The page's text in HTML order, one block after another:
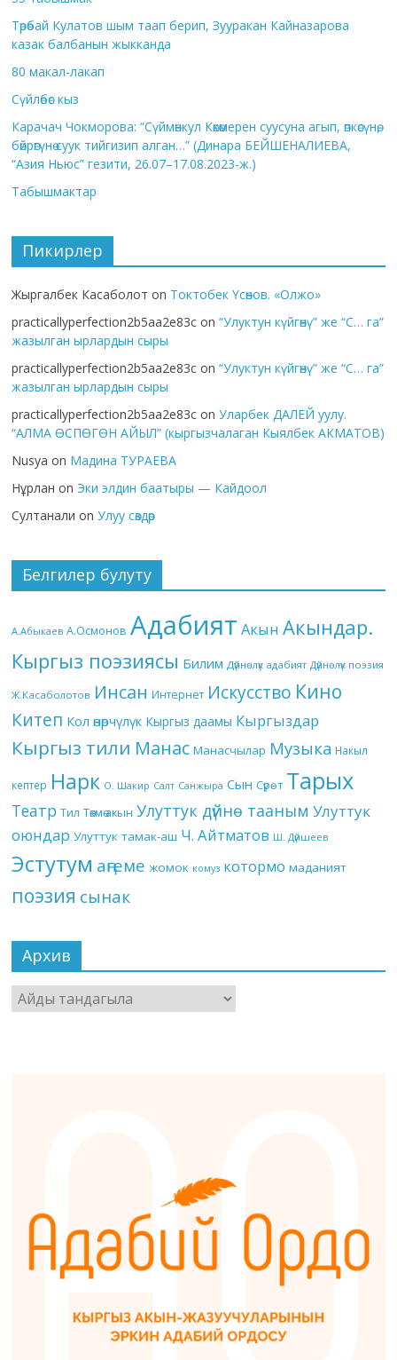
Төрөбай Кулатов шым таап берип, Зууракан Кайназарова
казак балбанын жыкканда
80 макал-лакап
Сүйлөбөс кыз
Карачач Чокморова: “Сүймөнкул Көкөмерен суусуна агып, өпкөсүнө,
бөйрөгүнө суук тийгизип алган…” (Динара БЕЙШЕНАЛИЕВА,
“Азия Ньюс” гезити, 26.07–17.08.2023-ж.)
Табышмактар
Пикирлер
Жыргалбек Касаболот on Токтобек Үсөнов. «Олжо»
practicallyperfection2b5aa2e83c on“Улуктун күйгөнү” же “С… га”
жазылган ырлардын сыры
practicallyperfection2b5aa2e83c on“Улуктун күйгөнү” же “С… га”
жазылган ырлардын сыры
practicallyperfection2b5aa2e83c onУларбек ДАЛЕЙ уулу.
“АЛМА ӨСПӨГӨН АЙЫЛ” (кыргызчалаган Кыялбек АКМАТОВ)
Nusya on Мадина ТУРАЕВА
Нұрлан on Эки элдин баатыры — Кайдоол
Султанали onУлуу сөздөр
Белгилер булуту
А.Абыкаев А.Осмонов Адабият Акын Акындар.
Кыргыз поэзиясы Билим Дүйнөлүк адабият Дүйнөлүк поэзия
Ж.Касаболотов Инсан Интернет Искусство Кино
Китеп Кол өнөрчүлүк Кыргыз даамы Кыргыздар
Кыргыз тили Манас Манасчылар Музыка Накыл
кептер Нарк О. Шакир Салт Санжыра Сын Сүрөт Тарых
Театр Тил Төкмө акын Улуттук дүйнө тааным Улуттук
оюндар Улуттук тамак-аш Ч. Айтматов Ш. Дүйшеев
Эстутум аңгеме жомок комуз котормо маданият
поэзия сынак
Архив
Архив